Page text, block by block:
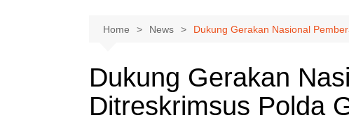
Home News Dukung Gerakan Nasional
Dukung Gerakan
Ditreskrimsus Polda